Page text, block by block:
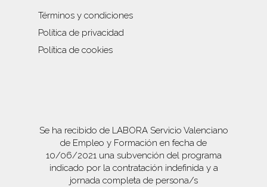
Términos y condiciones
Política de privacidad
Política de cookies
Se ha recibido de LABORA Servicio Valenciano
de Empleo y Formación en fecha de
10/06/2021 una subvención del programa
indicado por la contratación indefinida y a
jornada completa de persona/s